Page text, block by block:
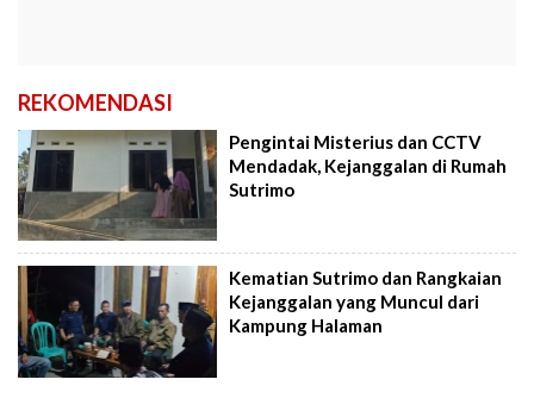
REKOMENDASI
Pengintai Misterius dan CCTV
Mendadak, Kejanggalan di Rumah
Sutrimo
Kematian Sutrimo dan Rangkaian
Kejanggalan yang Muncul dari
Kampung Halaman